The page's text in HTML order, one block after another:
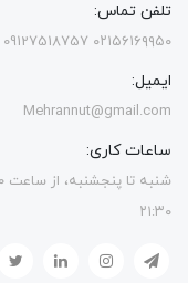
تلفن تماس:
۰۲۱۵۶۱۶۹۹۵۰ 09127518757
ایمیل:
Mehrannut@gmail.com
ساعات کاری:
۲۱:۳۰